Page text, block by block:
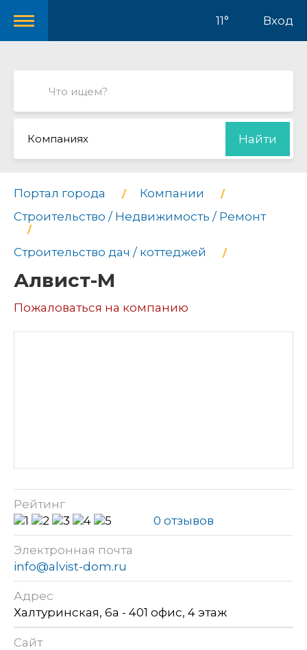
11° Вход
Компаниях Найти
Портал города
Компании
Строительство / Недвижимость / Ремонт
Строительство дач / коттеджей
Алвист-М
Пожаловаться на компанию
Рейтинг
0 отзывов
Электронная почта
info@alvist-dom.ru
Адрес
Халтуринская, 6а - 401 офис, 4 этаж
Сайт